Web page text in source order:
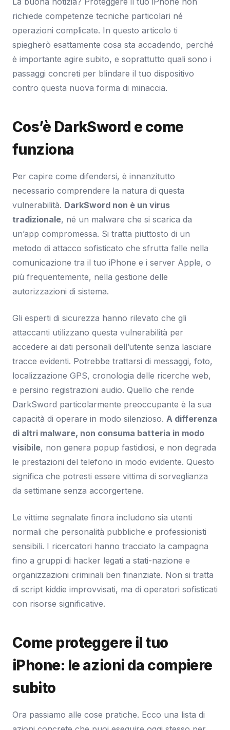
richiede competenze tecniche particolari né
operazioni complicate. In questo articolo ti
spiegherò esattamente cosa sta accadendo, perché
è importante agire subito, e soprattutto quali sono i
passaggi concreti per blindare il tuo dispositivo
contro questa nuova forma di minaccia.
Cos’è DarkSword e come
funziona
Per capire come difendersi, è innanzitutto
necessario comprendere la natura di questa
vulnerabilità. DarkSword non è un virus
tradizionale, né un malware che si scarica da
un’app compromessa. Si tratta piuttosto di un
metodo di attacco sofisticato che sfrutta falle nella
comunicazione tra il tuo iPhone e i server Apple, o
più frequentemente, nella gestione delle
autorizzazioni di sistema.
Gli esperti di sicurezza hanno rilevato che gli
attaccanti utilizzano questa vulnerabilità per
accedere ai dati personali dell’utente senza lasciare
tracce evidenti. Potrebbe trattarsi di messaggi, foto,
localizzazione GPS, cronologia delle ricerche web,
e persino registrazioni audio. Quello che rende
DarkSword particolarmente preoccupante è la sua
capacità di operare in modo silenzioso. A differenza
di altri malware, non consuma batteria in modo
visibile, non genera popup fastidiosi, e non degrada
le prestazioni del telefono in modo evidente. Questo
significa che potresti essere vittima di sorveglianza
da settimane senza accorgertene.
Le vittime segnalate finora includono sia utenti
normali che personalità pubbliche e professionisti
sensibili. I ricercatori hanno tracciato la campagna
fino a gruppi di hacker legati a stati-nazione e
organizzazioni criminali ben finanziate. Non si tratta
di script kiddie improvvisati, ma di operatori sofisticati
con risorse significative.
Come proteggere il tuo
iPhone: le azioni da compiere
subito
Ora passiamo alle cose pratiche. Ecco una lista di